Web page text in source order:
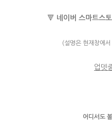
🔻 네이버 스마트스
(설명은 현재창에
업뎃
어디서도